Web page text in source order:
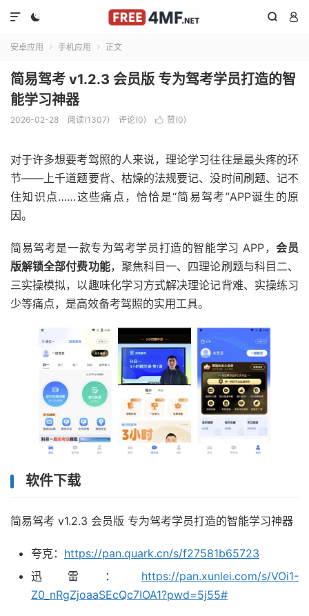
  

安卓应用  手机应用  正文
简易驾考 v1.2.3 会员版 专为驾考学员打造的智
能学习神器
2026-02-28 阅读(1307) 评论(0)  赞(0)
对于许多想要考驾照的人来说，理论学习往往是最头疼的环
节——上千道题要背、枯燥的法规要记、没时间刷题、记不
住知识点……这些痛点，恰恰是“简易驾考”APP诞生的原
因。
简易驾考是一款专为驾考学员打造的智能学习 APP，会员
版解锁全部付费功能，聚焦科目一、四理论刷题与科目二、
三实操模拟，以趣味化学习方式解决理论记背难、实操练习
少等痛点，是高效备考驾照的实用工具。
软件下载
简易驾考 v1.2.3 会员版 专为驾考学员打造的智能学习神器
夸克： https://pan.quark.cn/s/f27581b65723
迅雷： https://pan.xunlei.com/s/VOi1-
Z0_nRgZjoaaSEcQc7IOA1?pwd=5j55#